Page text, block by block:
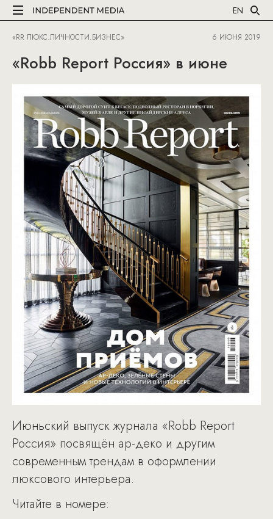
EN
«RR ЛЮКС.ЛИЧНОСТИ.БИЗНЕС» 6 ИЮНЯ 2019
«Robb Report Россия» в июне
Июньский выпуск журнала «Robb Report
Россия» посвящён ар-деко и другим
современным трендам в оформлении
люксового интерьера.
Читайте в номере: